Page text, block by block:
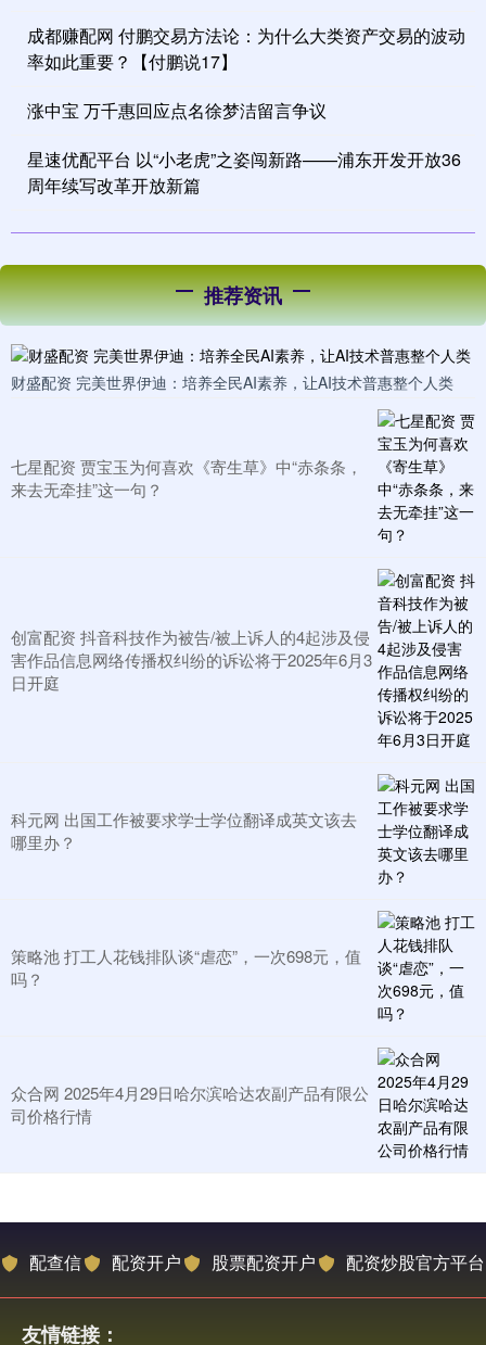
成都赚配网 付鹏交易方法论：为什么大类资产交易的波动
率如此重要？【付鹏说17】
涨中宝 万千惠回应点名徐梦洁留言争议
星速优配平台 以“小老虎”之姿闯新路——浦东开发开放36
周年续写改革开放新篇
推荐资讯
财盛配资 完美世界伊迪：培养全民AI素养，让AI技术普惠整个人类
七星配资 贾宝玉为何喜欢《寄生草》中“赤条条，
来去无牵挂”这一句？
创富配资 抖音科技作为被告/被上诉人的4起涉及侵
害作品信息网络传播权纠纷的诉讼将于2025年6月3
日开庭
科元网 出国工作被要求学士学位翻译成英文该去
哪里办？
策略池 打工人花钱排队谈“虐恋”，一次698元，值
吗？
众合网 2025年4月29日哈尔滨哈达农副产品有限公
司价格行情
配查信 配资开户 股票配资开户 配资炒股官方平台
友情链接：